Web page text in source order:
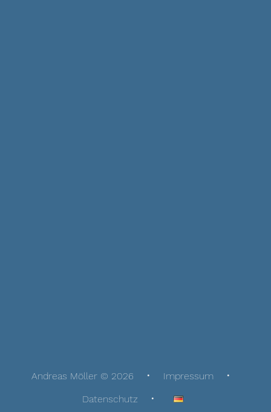
Andreas Möller © 2026
Impressum
Datenschutz